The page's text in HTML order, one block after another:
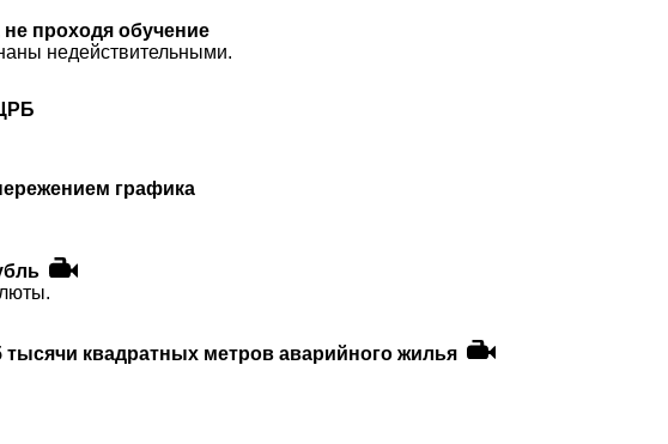
проходя обучение
недействительными.
графика
квадратных метров аварийного жилья